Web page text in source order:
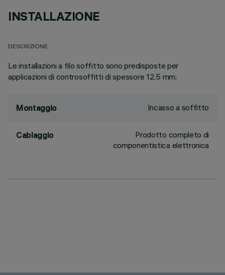
INSTALLAZIONE
DESCRIZIONE
Le installazioni a filo soffitto sono predisposte per
applicazioni di controsoffitti di spessore 12.5 mm;
Montaggio Incasso a soffitto
Cablaggio
Prodotto completo di
componentistica elettronica